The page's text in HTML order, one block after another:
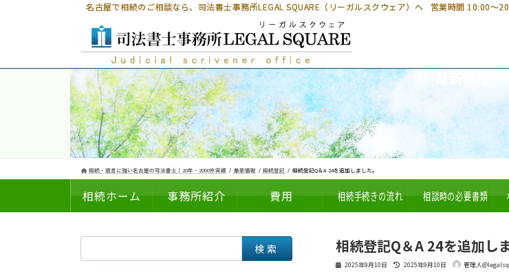
名古屋で相続のご相談なら、 司法書士事務所LEGAL SQUARE（リーガルスクウェア）へ営業時間 10:00～
相続・遺言に強い名古屋の司法書士｜20年・2000件実績 最新情報 相続登記 相続登記Q＆A 24を追加しました。
相続ホーム 事務所紹介 費用 相続手続きの流れ 相談時の必要書類
についてのの
相続登記Q＆A 24を追加し
2025年9月10日
最
2025年9月10日 管理人
索: